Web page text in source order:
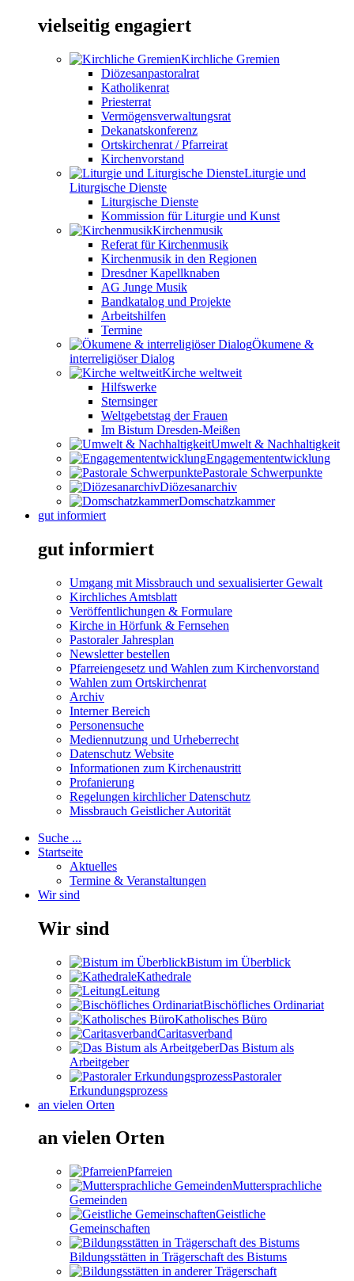
vielseitig engagiert
Kirchliche Gremien
Diözesanpastoralrat
Katholikenrat
Priesterrat
Vermögensverwaltungsrat
Dekanatskonferenz
Ortskirchenrat / Pfarreirat
Kirchenvorstand
Liturgie und
Liturgische Dienste
Liturgische Dienste
Kommission für Liturgie und Kunst
Kirchenmusik
Referat für Kirchenmusik
Kirchenmusik in den Regionen
Dresdner Kapellknaben
AG Junge Musik
Bandkatalog und Projekte
Arbeitshilfen
Termine
Ökumene &
interreligiöser Dialog
Kirche weltweit
Hilfswerke
Sternsinger
Weltgebetstag der Frauen
Im Bistum Dresden-Meißen
Umwelt & Nachhaltigkeit
Engagemententwicklung
Pastorale Schwerpunkte
Diözesanarchiv
Domschatzkammer
gut informiert
gut informiert
Umgang mit Missbrauch und sexualisierter Gewalt
Kirchliches Amtsblatt
Veröffentlichungen & Formulare
Kirche in Hörfunk & Fernsehen
Pastoraler Jahresplan
Newsletter bestellen
Pfarreiengesetz und Wahlen zum Kirchenvorstand
Wahlen zum Ortskirchenrat
Archiv
Interner Bereich
Personensuche
Mediennutzung und Urheberrecht
Datenschutz Website
Informationen zum Kirchenaustritt
Profanierung
Regelungen kirchlicher Datenschutz
Missbrauch Geistlicher Autorität
Suche ...
Startseite
Aktuelles
Termine & Veranstaltungen
Wir sind
Wir sind
Bistum im Überblick
Kathedrale
Leitung
Bischöfliches Ordinariat
Katholisches Büro
Caritasverband
Das Bistum als
Arbeitgeber
Pastoraler
Erkundungsprozess
an vielen Orten
an vielen Orten
Pfarreien
Muttersprachliche
Gemeinden
Geistliche
Gemeinschaften
Bildungsstätten in Trägerschaft des Bistums